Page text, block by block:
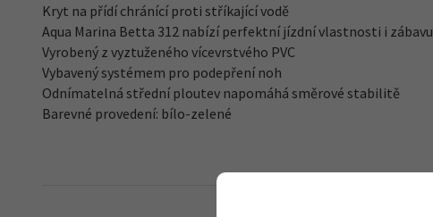
Kryt na přídí chránící proti stříkající vodě
Aqua Marina Betta 312 nabízí perfektní jízdní vlastnosti i zábavu
Vyrobený z vyztuženého vícevrstvého PVC
Vybavený systémem pro podepření noh
Odnímatelná střední ploutev napomáhá směrové stabilitě
Barevné provedení: bílo-zelené